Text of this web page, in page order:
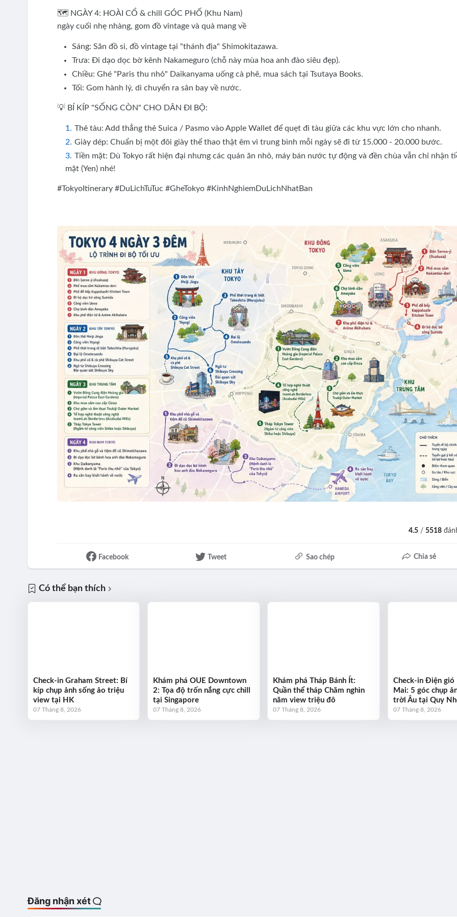
🗺️ NGÀY 4: HOÀI CỔ & chill GÓC PHỐ (Khu Nam)
ngày cuối nhẹ nhàng, gom đồ vintage và quà mang về
Sáng: Săn đồ si, đồ vintage tại "thánh địa" Shimokitazawa.
Trưa: Đi dạo dọc bờ kênh Nakameguro (chỗ này mùa hoa anh đào siêu đẹp).
Chiều: Ghé "Paris thu nhỏ" Daikanyama uống cà phê, mua sách tại Tsutaya Books.
Tối: Gom hành lý, di chuyển ra sân bay về nước.
💡 BÍ KÍP "SỐNG CÒN" CHO DÂN ĐI BỘ:
Thẻ tàu: Add thẳng thẻ Suica / Pasmo vào Apple Wallet để quẹt đi tàu giữa các khu vực lớn cho nhanh.
Giày dép: Chuẩn bị một đôi giày thể thao thật êm vì trung bình mỗi ngày sẽ đi từ 15.000 - 20.000 bước.
Tiền mặt: Dù Tokyo rất hiện đại nhưng các quán ăn nhỏ, máy bán nước tự động và đền chùa vẫn chỉ nhận
mặt (Yen) nhé!
#TokyoItinerary #DuLichTuTuc #GheTokyo #KinhNghiemDuLichNhatBan
4.5 /5518
Facebook Tweet Sao chép Chia sẻ
Có thể bạn thích
Check-in Graham Street: Bí
kíp chụp ảnh sống ảo triệu
view tại HK
07 Tháng 8, 2026
Khám phá OUE Downtown
2: Tọa độ trốn nắng cực chill
tại Singapore
07 Tháng 8, 2026
Khám phá Tháp Bánh Ít:
Quần thể tháp Chăm nghìn
năm view triệu đô
07 Tháng 8, 2026
Check-in Điện gió
Mai: 5 góc chụp
trời Âu tại Quy
07 Tháng 8, 2026
Đăng nhận xét